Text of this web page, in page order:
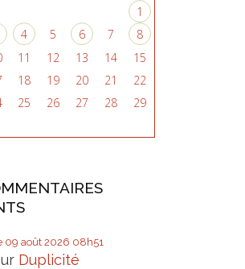
1
4 5 6 7
8
11 12 13 14
15
18 19 20 21
22
25 26 27 28
29
09 août 2026 08h51
Duplicité